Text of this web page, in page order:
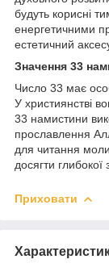
будуть корисні
енергетичними
естетичний
Значення 33
Число 33 має
У християнстві
33 намистини
прославлення
для читання
досягти глибокої
Приховати